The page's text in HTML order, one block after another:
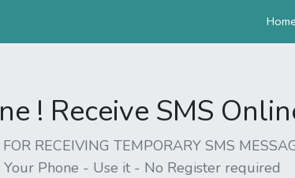
! Receive SMS
RECEIVING TEMPORARY SMS
Your Phone - Use it - No Register required